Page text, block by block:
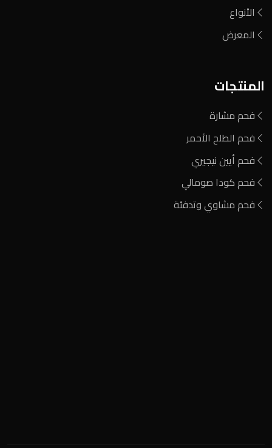
الأنواع
المعرض
المنتجات
فحم مشارة
فحم الطلح الأحمر
فحم أيين نيجيري
فحم كودا صومالي
فحم مشاوي وتدفئة